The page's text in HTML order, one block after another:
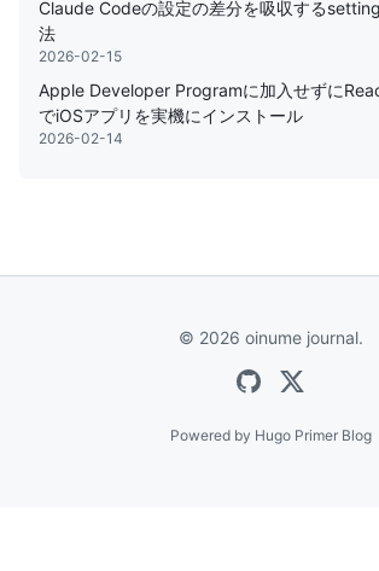
Claude Codeの設定の差分を吸収する
法
2026-02-15
Apple Developer Programに加入せずに
でiOSアプリを実機にインストール
2026-02-14
© 2026 oinume journal.
Powered by Hugo Primer Blog